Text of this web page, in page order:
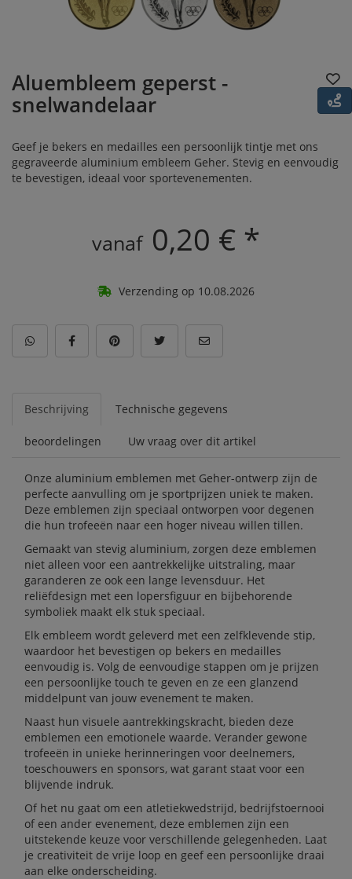
Aluembleem geperst -
snelwandelaar
Geef je bekers en medailles een persoonlijk tintje met ons
gegraveerde aluminium embleem Geher. Stevig en eenvoudig
te bevestigen, ideaal voor sportevenementen.
vanaf 0,20 € *
Verzending op 10.08.2026
Beschrijving Technische gegevens
beoordelingen Uw vraag over dit artikel
Onze aluminium emblemen met Geher-ontwerp zijn de
perfecte aanvulling om je sportprijzen uniek te maken.
Deze emblemen zijn speciaal ontworpen voor degenen
die hun trofeeën naar een hoger niveau willen tillen.
Gemaakt van stevig aluminium, zorgen deze emblemen
niet alleen voor een aantrekkelijke uitstraling, maar
garanderen ze ook een lange levensduur. Het
reliëfdesign met een lopersfiguur en bijbehorende
symboliek maakt elk stuk speciaal.
Elk embleem wordt geleverd met een zelfklevende stip,
waardoor het bevestigen op bekers en medailles
eenvoudig is. Volg de eenvoudige stappen om je prijzen
een persoonlijke touch te geven en ze een glanzend
middelpunt van jouw evenement te maken.
Naast hun visuele aantrekkingskracht, bieden deze
emblemen een emotionele waarde. Verander gewone
trofeeën in unieke herinneringen voor deelnemers,
toeschouwers en sponsors, wat garant staat voor een
blijvende indruk.
Of het nu gaat om een atletiekwedstrijd, bedrijfstoernooi
of een ander evenement, deze emblemen zijn een
uitstekende keuze voor verschillende gelegenheden. Laat
je creativiteit de vrije loop en geef een persoonlijke draai
aan elke onderscheiding.